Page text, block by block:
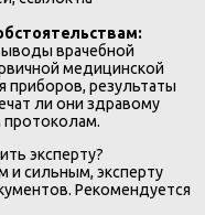
врачебной
медицинской
приборов, результаты
ли они здравому
протоколам.
эксперту?
и сильным, эксперту
Рекомендуется